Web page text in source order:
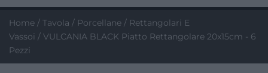
Home / Tavola / Porcellane / Rettangolari E
Vassoi / VULCANIA BLACK Piatto Rettangolare 20x15cm - 6
Pezzi